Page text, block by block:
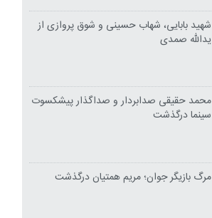
شهید بابایی، شهاب حسینی و شوق پروازی از
یدالله صمدی
محمد حقیقی صدابردار و صداگذار پیشکسوت
سینما درگذشت
مرگ بازیگر جوان؛ مریم همتیان درگذشت